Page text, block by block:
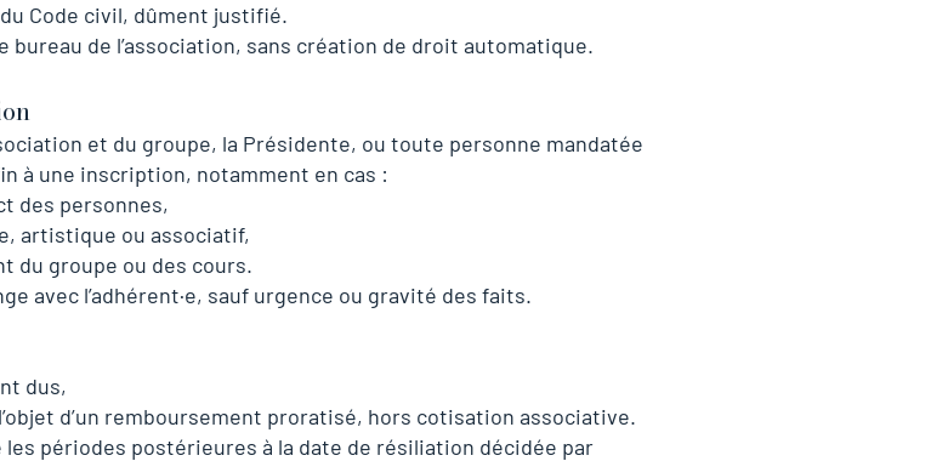
du Code civil, dûment justifié.
bureau de l’association, sans création de droit automatique.
et du groupe, la Présidente, ou toute personne mandatée
à une inscription, notamment en cas :
des personnes,
artistique ou associatif,
du groupe ou des cours.
avec l’adhérent·e, sauf urgence ou gravité des faits.
dus,
d’un remboursement proratisé, hors cotisation associative.
périodes postérieures à la date de résiliation décidée par